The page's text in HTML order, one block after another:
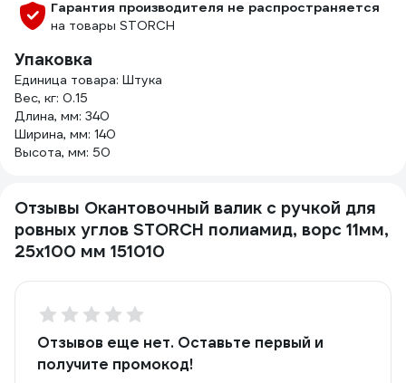
Гарантия производителя не распространяется
на товары STORCH
Упаковка
Единица товара: Штука
Вес, кг: 0.15
Длина, мм: 340
Ширина, мм: 140
Высота, мм: 50
Отзывы Окантовочный валик с ручкой для
ровных углов STORCH полиамид, ворс 11мм,
25х100 мм 151010
Отзывов еще нет. Оставьте первый и
получите промокод!